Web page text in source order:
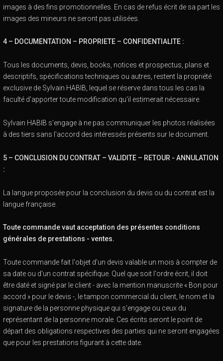
images à des fins promotionnelles. En cas de refus écrit de sa part les
images des mineurs ne seront pas utilisées.
4 – DOCUMENTATION – PROPRIETE – CONFIDENTIALITE :
Tous les documents, devis, books, notices et prospectus, plans et
descriptifs, spécifications techniques ou autres, restent la propriété
exclusive de Sylvain HABIB, lequel se réserve dans tous les cas la
faculté d'apporter toute modification qu'il estimerait nécessaire.
Sylvain HABIB s'engage à ne pas communiquer les photos réalisées
à des tiers sans l'accord des intéressés présents sur le document.
5 – CONCLUSION DU CONTRAT – VALIDITE – RETOUR - ANNULATION
:
La langue proposée pour la conclusion du devis ou du contrat est la
langue française.
Toute commande vaut acceptation des présentes conditions
générales de prestations - ventes.
Toute commande fait l'objet d'un devis valable un mois à compter de
sa date ou d'un contrat spécifique. Quel que soit l'ordre écrit, il doit
être daté et signé par le client - avec la mention manuscrite « Bon pour
accord » pour le devis -, le tampon commercial du client, le nom et la
signature de la personne physique qui s'engage ou ceux du
représentant de la personne morale. Ces écrits seront le point de
départ des obligations respectives des parties qui ne seront engagées
que pour les prestations figurant à cette date.